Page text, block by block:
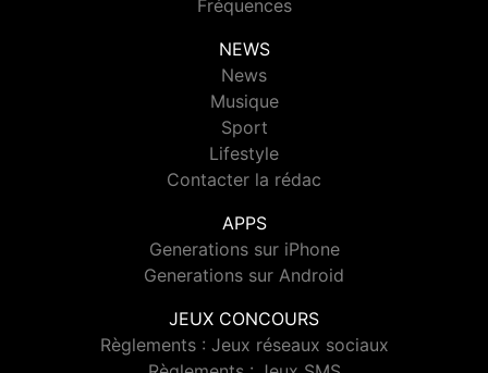
Fréquences
NEWS
News
Musique
Sport
Lifestyle
Contacter la rédac
APPS
Generations sur iPhone
Generations sur Android
JEUX CONCOURS
Règlements : Jeux réseaux sociaux